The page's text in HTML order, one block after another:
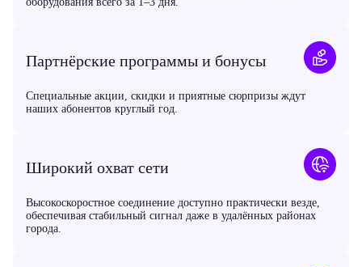
Широкий охват сети
Высокоскоростное соединение доступно практически везде,
обеспечивая стабильный сигнал даже в удалённых районах
города.
Партнёрские программы и бонусы
Специальные акции, скидки и приятные сюрпризы ждут
наших абонентов круглый год.